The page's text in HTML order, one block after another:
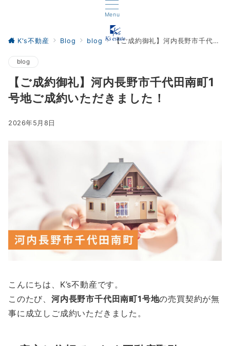
Menu
K's不動産 Blog blog 【ご成約御礼】河内長野市千代田南町1号地ご成約いただきました！
blog
【ご成約御礼】河内長野市千代田南町1
号地ご成約いただきました！
2026年5月8日
こんにちは、K’s不動産です。
このたび、 河内長野市千代田南町1号地の売買契約が無
事に成立しご成約いただきました。